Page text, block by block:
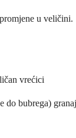
u veličini.
vrećici
bubrega)